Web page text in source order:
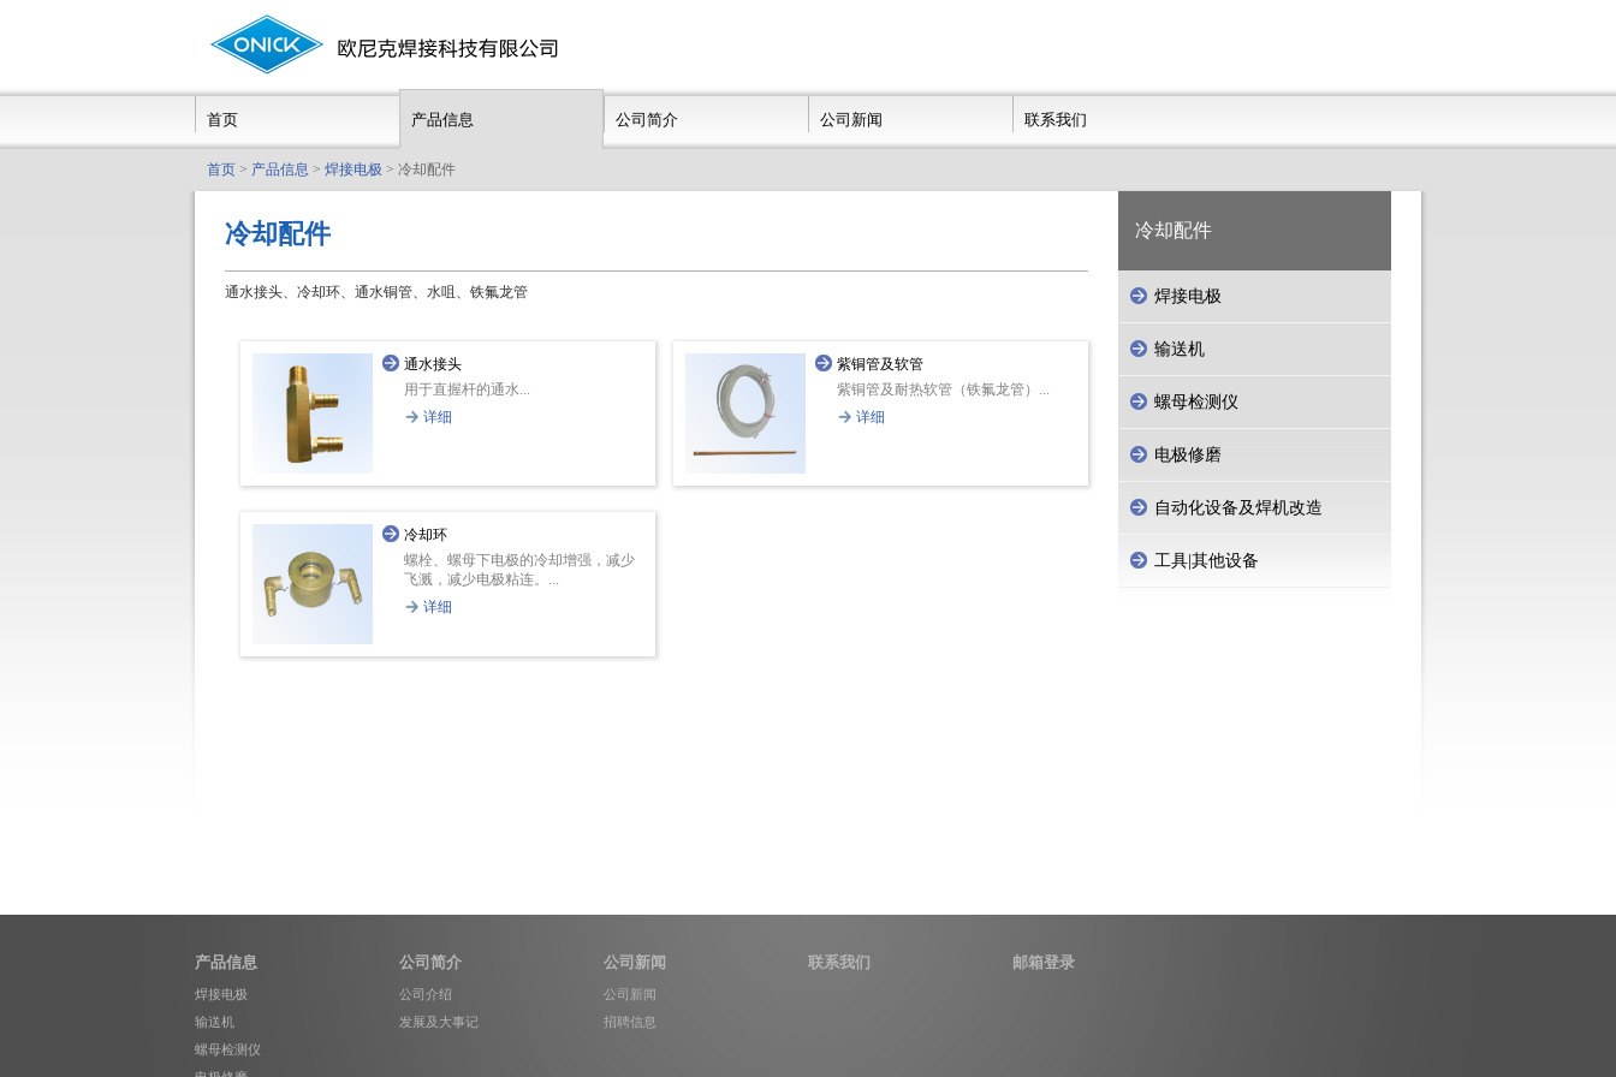
首页 产品信息 公司简介 公司新闻 联系我们
首页 > 产品信息 > 焊接电极 > 冷却配件
冷却配件
通水接头、冷却环、通水铜管、水咀、铁氟龙管
通水接头
用于直握杆的通水...
详细
紫铜管及软管
紫铜管及耐热软管（铁氟龙管）...
详细
冷却环
螺栓、螺母下电极的冷却增强，减少
飞溅，减少电极粘连。...
详细
冷却配件
焊接电极
输送机
螺母检测仪
电极修磨
自动化设备及焊机改造
工具|其他设备
产品信息
焊接电极
输送机
螺母检测仪
公司简介
公司介绍
发展及大事记
公司新闻
公司新闻
招聘信息
联系我们 邮箱登录